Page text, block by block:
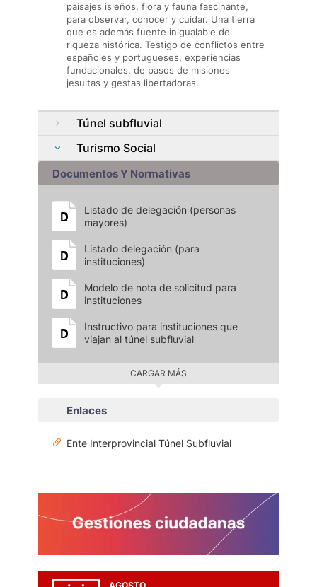
paisajes isleños, flora y fauna fascinante,
para observar, conocer y cuidar. Una tierra
que es además fuente inigualable de
riqueza histórica. Testigo de conflictos entre
españoles y portugueses, experiencias
fundacionales, de pasos de misiones
jesuitas y gestas libertadoras.
Túnel subfluvial
Turismo Social
Documentos Y Normativas
Listado de delegación (personas
mayores)
Listado delegación (para
instituciones)
Modelo de nota de solicitud para
instituciones
Instructivo para instituciones que
viajan al túnel subfluvial
CARGAR MÁS
Enlaces
Ente Interprovincial Túnel Subfluvial